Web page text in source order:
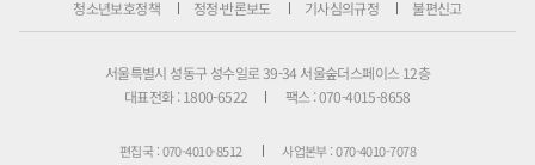
청소년보호정책 정정·반론보도 기사심의규정 불편신고
서울특별시 성동구 성수일로 39-34 서울숲더스페이스 12층
대표전화 : 1800-6522
팩스 : 070-4015-8658
편집국 : 070-4010-8512
사업본부 : 070-4010-7078